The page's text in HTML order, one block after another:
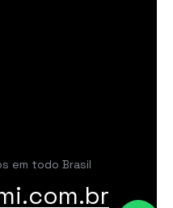
em todo Brasil